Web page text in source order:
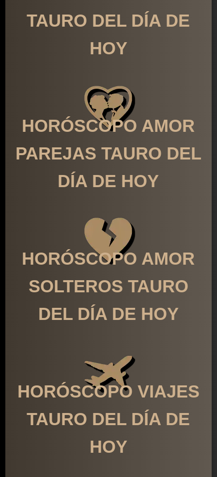
TAURO DEL DÍA DE
HOY
HORÓSCOPO AMOR
PAREJAS TAURO DEL
DÍA DE HOY
HORÓSCOPO AMOR
SOLTEROS TAURO
DEL DÍA DE HOY
HORÓSCOPO VIAJES
TAURO DEL DÍA DE
HOY